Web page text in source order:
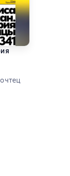
0 на основе 0